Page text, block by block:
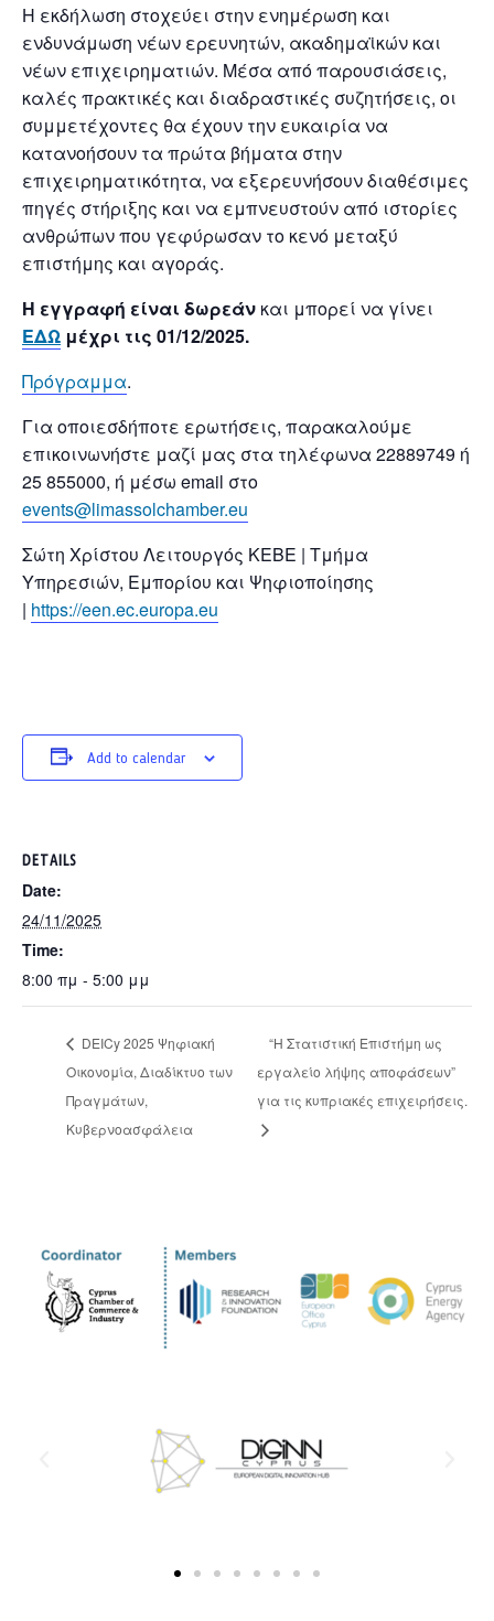
Η εκδήλωση στοχεύει στην ενημέρωση και
ενδυνάμωση νέων ερευνητών, ακαδημαϊκών και
νέων επιχειρηματιών. Μέσα από παρουσιάσεις,
καλές πρακτικές και διαδραστικές συζητήσεις, οι
συμμετέχοντες θα έχουν την ευκαιρία να
κατανοήσουν τα πρώτα βήματα στην
επιχειρηματικότητα, να εξερευνήσουν διαθέσιμες
πηγές στήριξης και να εμπνευστούν από ιστορίες
ανθρώπων που γεφύρωσαν το κενό μεταξύ
επιστήμης και αγοράς.
Η εγγραφή είναι δωρεάν και μπορεί να γίνει
ΕΔΩ μέχρι τις 01/12/2025.
Πρόγραμμα.
Για οποιεσδήποτε ερωτήσεις, παρακαλούμε
επικοινωνήστε μαζί μας στα τηλέφωνα 22889749 ή
25 855000, ή μέσω email στο
events@limassolchamber.eu
Σώτη Χρίστου Λειτουργός ΚΕΒΕ | Τμήμα
Υπηρεσιών, Εμπορίου και Ψηφιοποίησης
| https://een.ec.europa.eu
Add to calendar
DETAILS
Date:
24/11/2025
Time:
8:00 πμ - 5:00 μμ
DEICy 2025 Ψηφιακή
Οικονομία, Διαδίκτυο των
Πραγμάτων,
Κυβερνοασφάλεια
“Η Στατιστική Επιστήμη ως
εργαλείο λήψης αποφάσεων”
για τις κυπριακές επιχειρήσεις.